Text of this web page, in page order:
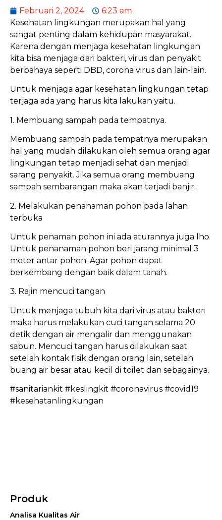
Februari 2, 2024
6:23 am
Kesehatan lingkungan merupakan hal yang
sangat penting dalam kehidupan masyarakat.
Karena dengan menjaga kesehatan lingkungan
kita bisa menjaga dari bakteri, virus dan penyakit
berbahaya seperti DBD, corona virus dan lain-lain.
Untuk menjaga agar kesehatan lingkungan tetap
terjaga ada yang harus kita lakukan yaitu.
1. Membuang sampah pada tempatnya.
Membuang sampah pada tempatnya merupakan
hal yang mudah dilakukan oleh semua orang agar
lingkungan tetap menjadi sehat dan menjadi
sarang penyakit. Jika semua orang membuang
sampah sembarangan maka akan terjadi banjir.
2. Melakukan penanaman pohon pada lahan
terbuka
Untuk penaman pohon ini ada aturannya juga lho.
Untuk penanaman pohon beri jarang minimal 3
meter antar pohon. Agar pohon dapat
berkembang dengan baik dalam tanah.
3. Rajin mencuci tangan
Untuk menjaga tubuh kita dari virus atau bakteri
maka harus melakukan cuci tangan selama 20
detik dengan air mengalir dan menggunakan
sabun. Mencuci tangan harus dilakukan saat
setelah kontak fisik dengan orang lain, setelah
buang air besar atau kecil di toilet dan sebagainya.
#sanitariankit #keslingkit #coronavirus #covid19
#kesehatanlingkungan
Produk
Analisa Kualitas Air